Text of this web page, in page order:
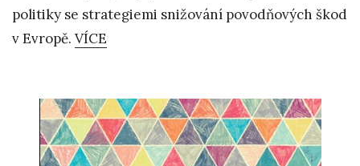
politiky se strategiemi snižování povodňových škod
v Evropě. VÍCE